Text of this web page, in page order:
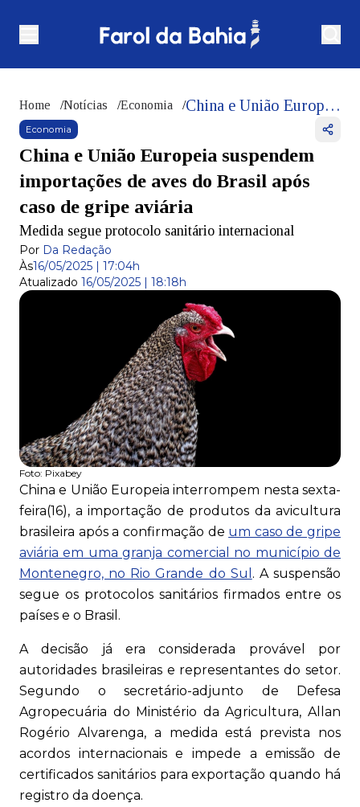
Home /Notícias /Economia / China e União Europeia suspendem importações de aves do Brasil após caso de gripe aviária
Economia
China e União Europeia suspendem
importações de aves do Brasil após
caso de gripe aviária
Medida segue protocolo sanitário internacional
Por Da Redação
Às16/05/2025 | 17:04h
Atualizado 16/05/2025 | 18:18h
Foto: Pixabey
China e União Europeia interrompem nesta sexta-
feira(16), a importação de produtos da avicultura
brasileira após a confirmação de um caso de gripe
aviária em uma granja comercial no município de
Montenegro, no Rio Grande do Sul . A suspensão
segue os protocolos sanitários firmados entre os
países e o Brasil.
A decisão já era considerada provável por
autoridades brasileiras e representantes do setor.
Segundo o secretário-adjunto de Defesa
Agropecuária do Ministério da Agricultura, Allan
Rogério Alvarenga, a medida está prevista nos
acordos internacionais e impede a emissão de
certificados sanitários para exportação quando há
registro da doença.